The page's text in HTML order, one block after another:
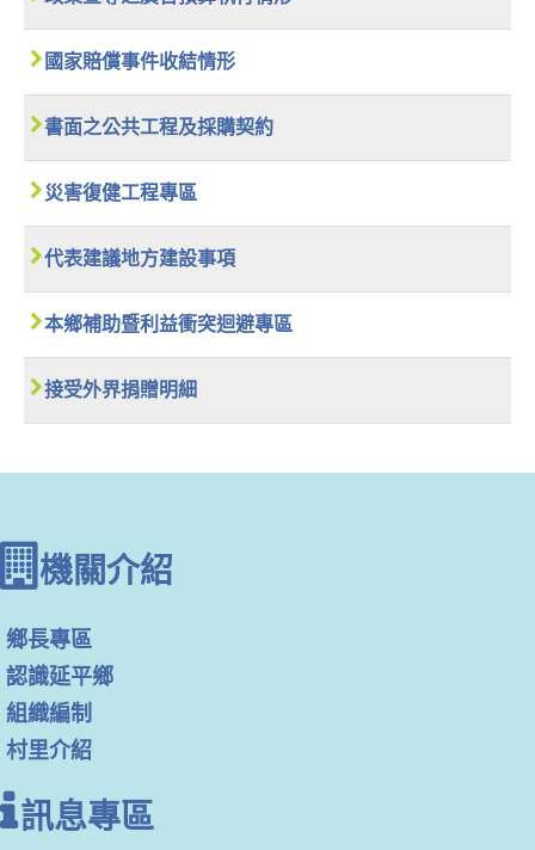
國家賠償事件收結情形
書面之公共工程及採購契約
災害復健工程專區
代表建議地方建設事項
本鄉補助暨利益衝突迴避專區
接受外界捐贈明細
機關介紹
鄉長專區
認識延平鄉
組織編制
村里介紹
訊息專區